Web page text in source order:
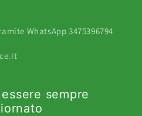
WhatsApp 3475396794
sempre